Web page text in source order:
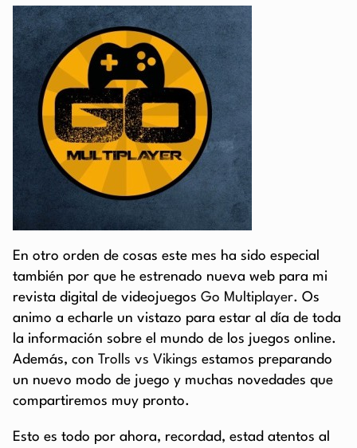
En otro orden de cosas este mes ha sido especial
también por que he estrenado nueva web para mi
revista digital de videojuegos Go Multiplayer. Os
animo a echarle un vistazo para estar al día de toda
la información sobre el mundo de los juegos online.
Además, con
Trolls vs Vikings estamos preparando
un nuevo modo de juego y muchas novedades que
compartiremos muy pronto.
Esto es todo por ahora, recordad, estad atentos al